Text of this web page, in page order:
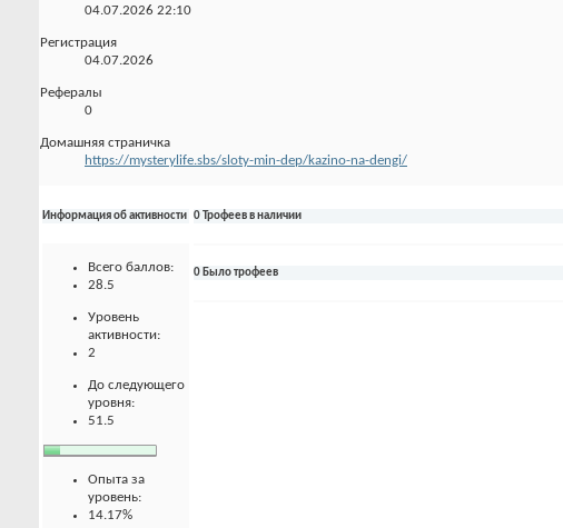
04.07.2026 22:10
Регистрация
04.07.2026
Рефералы
0
Домашняя страничка
https://mysterylife.sbs/sloty-min-dep/kazino-na-dengi/
Информация об активности
Всего баллов:
28.5
Уровень
активности:
2
До следующего
уровня:
51.5
Опыта за
уровень:
14.17%
0 Трофеев в наличии
0 Было трофеев